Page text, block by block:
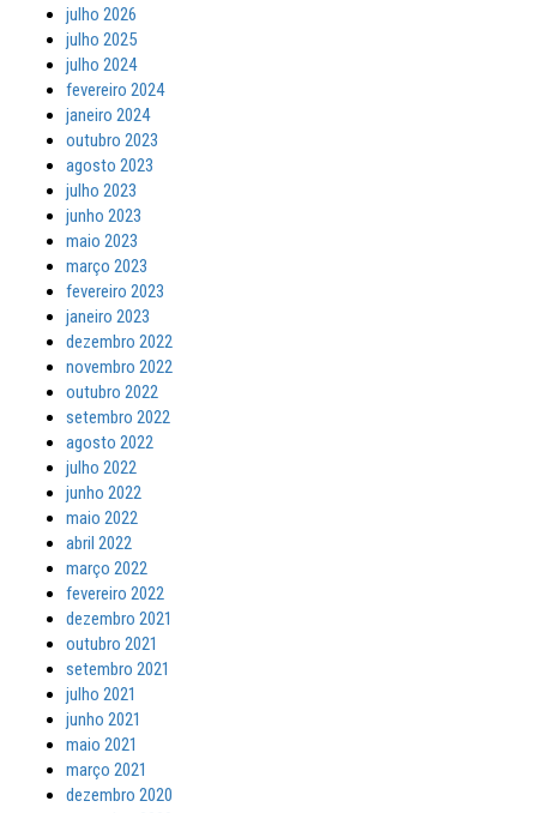
julho 2026
julho 2025
julho 2024
fevereiro 2024
janeiro 2024
outubro 2023
agosto 2023
julho 2023
junho 2023
maio 2023
março 2023
fevereiro 2023
janeiro 2023
dezembro 2022
novembro 2022
outubro 2022
setembro 2022
agosto 2022
julho 2022
junho 2022
maio 2022
abril 2022
março 2022
fevereiro 2022
dezembro 2021
outubro 2021
setembro 2021
julho 2021
junho 2021
maio 2021
março 2021
dezembro 2020